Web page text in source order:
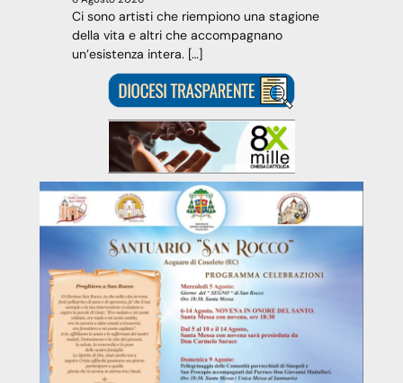
Ci sono artisti che riempiono una stagione
della vita e altri che accompagnano
un’esistenza intera. […]